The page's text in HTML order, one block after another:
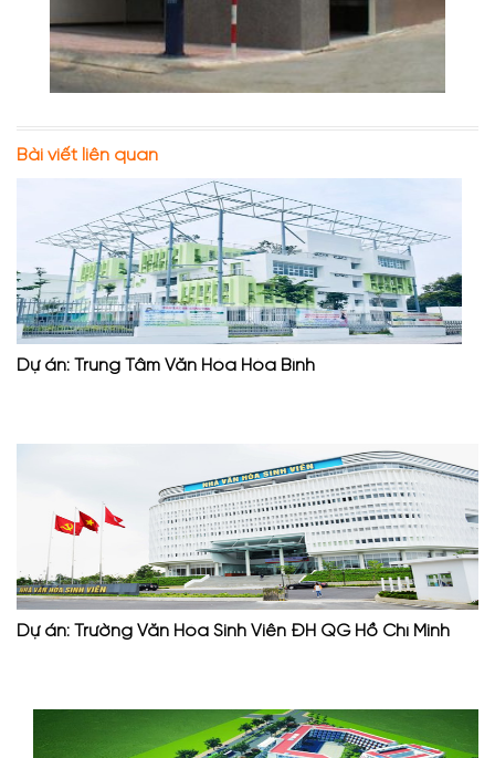
Bài viết liên quan
Dự án: Trung Tâm Văn Hóa Hòa Bình
Dự án: Trường Văn Hóa Sinh Viên ĐH QG Hồ Chí Minh